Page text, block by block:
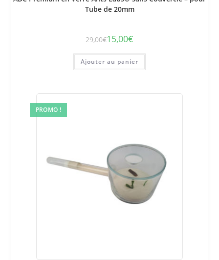
Tube de 20mm
29,00€ Le
initial
était :
29,00€.
15,00€
Le
actuel
est :
15,00€.
Ajouter au panier
PROMO !